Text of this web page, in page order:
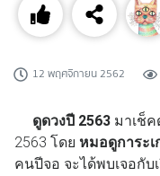
12 พฤศจิกายน 2562
ดูดวงปี 2563 มาเช็
2563 โดย หมอดูการะ
คนปีจอ จะได้พบเจอกั